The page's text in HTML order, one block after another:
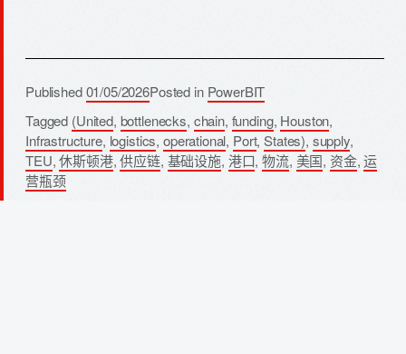
Published01/05/2026Posted in PowerBIT
Tagged (United, bottlenecks, chain, funding, Houston,
Infrastructure, logistics, operational, Port,States), supply,
TEU,休斯顿港,供应链, 基础设施, 港口,物流, 美国, 资金,运
营瓶颈